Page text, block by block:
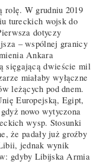
rolę. W grudniu 2019
tureckich wojsk do
dotyczy
– wspólnej granicy
Ankara
sięgającą dwieście mil
miałaby wyłączne
leżących pod dnem.
Europejską, Egipt,
nowo wytyczona
wysp. Stosunki
że padały już groźby
jednak wynik
gdyby Libijska Armia